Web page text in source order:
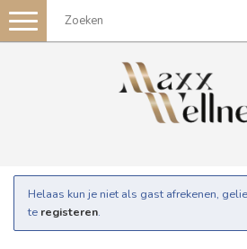
Toggle
navigation
Helaas kun je niet als gast afrekenen,
te registeren.